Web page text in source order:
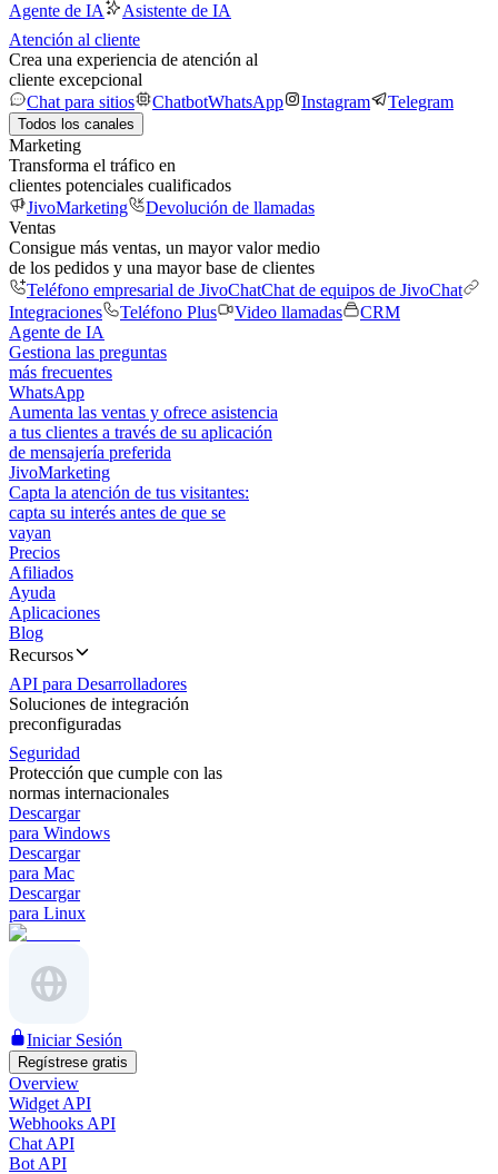
Agente de IA
Asistente de IA
Atención al cliente
Crea una experiencia de atención al
cliente excepcional
Chat para sitios
ChatbotWhatsApp Instagram Telegram
Todos los canales
Marketing
Transforma el tráfico en
clientes potenciales cualificados
JivoMarketing
Devolución de llamadas
Ventas
Consigue más ventas, un mayor valor medio
de los pedidos y una mayor base de clientes
Teléfono empresarial de JivoChatChat de equipos de JivoChat
Integraciones
Teléfono Plus Video llamadas
CRM
Agente de IA
Gestiona las preguntas
más frecuentes
WhatsApp
Aumenta las ventas y ofrece asistencia
a tus clientes a través de su aplicación
de mensajería preferida
JivoMarketing
Capta la atención de tus visitantes:
capta su interés antes de que se
vayan
Precios
Afiliados
Ayuda
Aplicaciones
Blog
Recursos
API para Desarrolladores
Soluciones de integración
preconfiguradas
Seguridad
Protección que cumple con las
normas internacionales
Descargar
para Windows
Descargar
para Mac
Descargar
para Linux
Iniciar Sesión
Regístrese gratis
Overview
Widget API
Webhooks API
Chat API
Bot API